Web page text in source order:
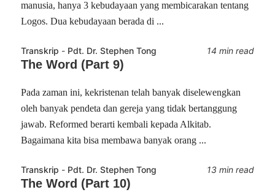
manusia, hanya 3 kebudayaan yang membicarakan tentang
Logos. Dua kebudayaan berada di ...
Transkrip - Pdt. Dr. Stephen Tong 14 min read
The Word (Part 9)
Pada zaman ini, kekristenan telah banyak diselewengkan
oleh banyak pendeta dan gereja yang tidak bertanggung
jawab. Reformed berarti kembali kepada Alkitab.
Bagaimana kita bisa membawa banyak orang ...
Transkrip - Pdt. Dr. Stephen Tong 13 min read
The Word (Part 10)